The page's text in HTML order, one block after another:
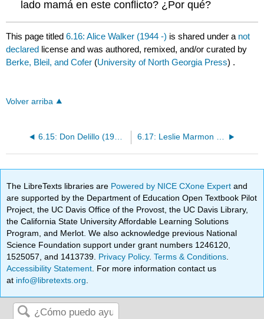
lado mamá en este conflicto? ¿Por qué?
This page titled6.16: Alice Walker (1944 -) is shared under a not
declared license and was authored, remixed, and/or curated by
Berke, Bleil, and Cofer (University of North Georgia Press) .
Volver arriba
6.15: Don Delillo (1936 -)
The LibreTexts libraries are Powered by NICE CXone Expertand
are supported by the Department of Education Open Textbook Pilot
Project, the UC Davis Office of the Provost, the UC Davis Library,
the California State University Affordable Learning Solutions
Program, and Merlot. We also acknowledge previous National
Science Foundation support under grant numbers 1246120,
1525057, and 1413739. Privacy Policy.Terms & Conditions
Accessibility Statement . For more information contact us
at info@libretexts.org